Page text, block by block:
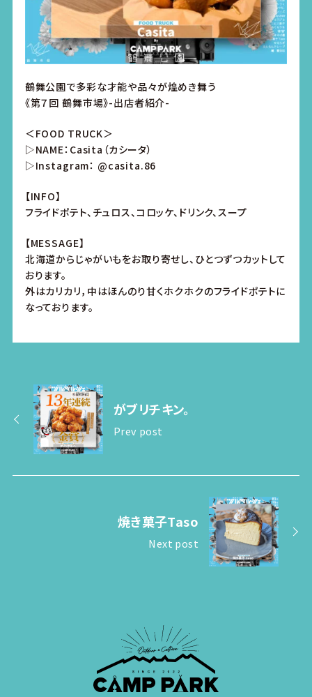
鶴舞公園で多彩な才能や品々が煌めき舞う
《第７回 鶴舞市場》-出店者紹介-
＜FOOD TRUCK＞
▷NAME：Casita（カシータ）
▷Instagram： @casita.86
【INFO】
フライドポテト、チュロス、コロッケ、ドリンク、スープ
【MESSAGE】
北海道からじゃがいもをお取り寄せし、ひとつずつカットして
おります。
外はカリカリ，中はほんのり甘くホクホクのフライドポテトに
なっております。
がブリチキン。
Prev post
焼き菓子Taso
Next post